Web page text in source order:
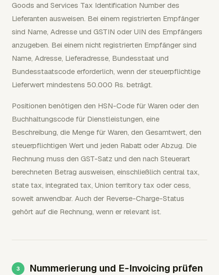
Goods and Services Tax Identification Number des
Lieferanten ausweisen. Bei einem registrierten Empfänger
sind Name, Adresse und GSTIN oder UIN des Empfängers
anzugeben. Bei einem nicht registrierten Empfänger sind
Name, Adresse, Lieferadresse, Bundesstaat und
Bundesstaatscode erforderlich, wenn der steuerpflichtige
Lieferwert mindestens 50.000 Rs. beträgt.
Positionen benötigen den HSN-Code für Waren oder den
Buchhaltungscode für Dienstleistungen, eine
Beschreibung, die Menge für Waren, den Gesamtwert, den
steuerpflichtigen Wert und jeden Rabatt oder Abzug. Die
Rechnung muss den GST-Satz und den nach Steuerart
berechneten Betrag ausweisen, einschließlich central tax,
state tax, integrated tax, Union territory tax oder cess,
soweit anwendbar. Auch der Reverse-Charge-Status
gehört auf die Rechnung, wenn er relevant ist.
Nummerierung und E-Invoicing prüfen